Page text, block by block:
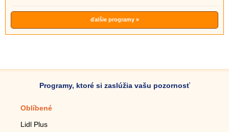
ďalšie programy »
Programy, ktoré si zaslúžia vašu pozornosť
Oblíbené
Lidl Plus